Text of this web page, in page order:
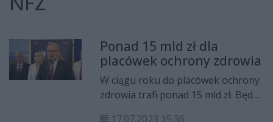
Ponad 15 mld zł dla
placówek ochrony zdrowia
W ciągu roku do placówek ochrony
zdrowia trafi ponad 15 mld zł. Będą
17.07.2023 15:36